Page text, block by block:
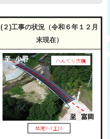
(２)工事の状況（令和６年１２月
末現在）